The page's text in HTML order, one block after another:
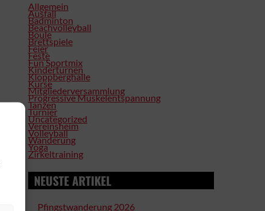
Allgemein
Ausfall
Badminton
Beachvolleyball
Boule
Brettspiele
Feier
Feste
Fun Sportmix
Kinderturnen
Kloppberghalle
Kurse
Mitgliederversammlung
Progressive Muskelentspannung
Tanzen
Turnier
Uncategorized
Vereinsheim
Volleyball
Wanderung
Yoga
Zirkeltraining
NEUSTE ARTIKEL
Pfingstwanderung 2026